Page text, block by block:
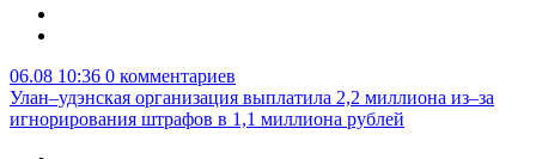
06.08 10:36 0 комментариев
Улан–удэнская организация выплатила 2,2 миллиона из–за
игнорирования штрафов в 1,1 миллиона рублей